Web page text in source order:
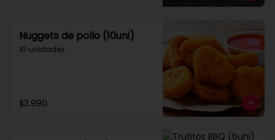
Nuggets de pollo (10uni)
10 unidades
$3.990